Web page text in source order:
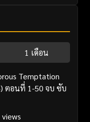
1 เดือน
Temptation
ตอนที่ 1-50 จบ ซับ